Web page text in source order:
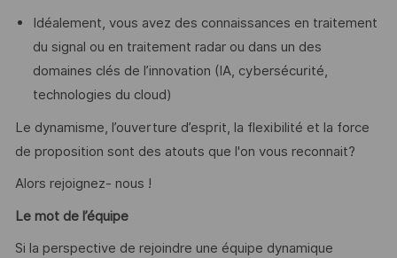
Idéalement, vous avez des connaissances en traitement
du signal ou en traitement radar ou dans un des
domaines clés de l’innovation (IA, cybersécurité,
technologies du cloud)
Le dynamisme, l’ouverture d’esprit, la flexibilité et la force
de proposition sont des atouts que l'on vous reconnait?
Alors rejoignez- nous !
Le mot de l’équipe
Si la perspective de rejoindre une équipe dynamique